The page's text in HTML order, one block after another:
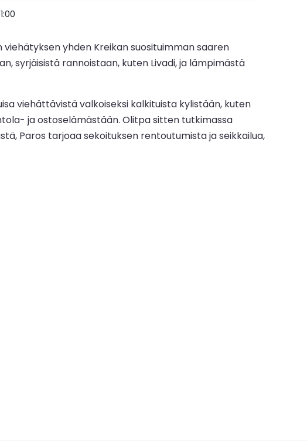
yhden Kreikan suosituimman saaren
syrjäisistä rannoistaan, kuten Livadi, ja lämpimästä
viehättävistä valkoiseksi kalkituista kylistään, kuten
ja ostoselämästään. Olitpa sitten tutkimassa
Paros tarjoaa sekoituksen rentoutumista ja seikkailua,